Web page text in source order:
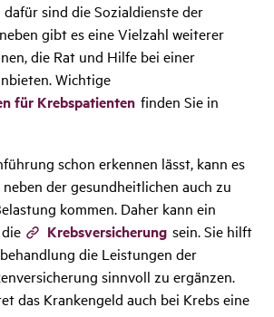
sind die Sozialdienste der
gibt es eine Vielzahl weiterer
die Rat und Hilfe bei einer
Wichtige
für Krebspatienten finden Sie in
schon erkennen lässt, kann es
der gesundheitlichen auch zu
kommen. Daher kann ein
Krebsversicherung sein. Sie hilft
die Leistungen der
sinnvoll zu ergänzen.
das Krankengeld auch bei Krebs eine